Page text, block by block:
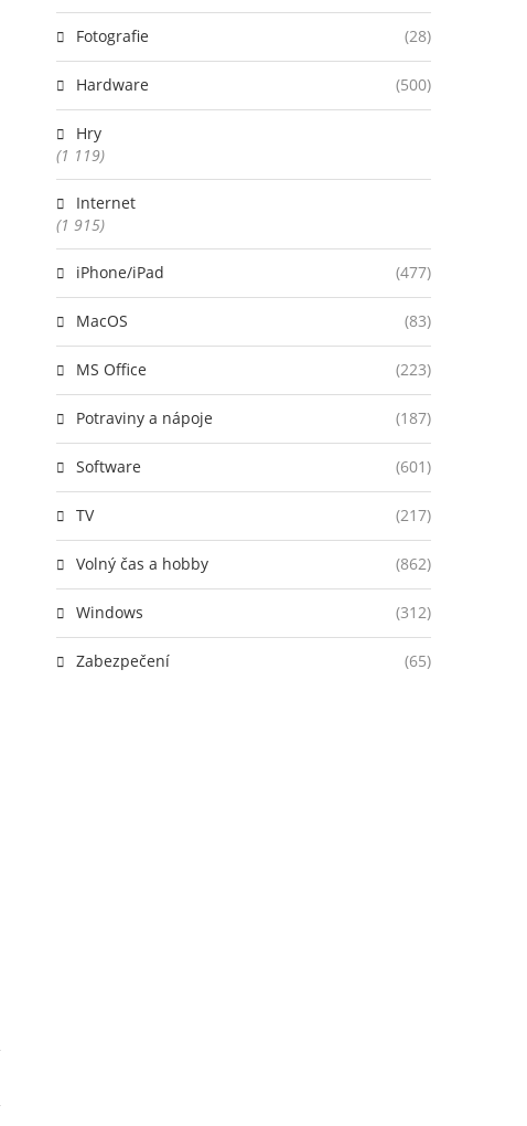
Fotografie (28)
Hardware (500)
Hry
(1 119)
Internet
(1 915)
iPhone/iPad (477)
MacOS (83)
MS Office (223)
Potraviny a nápoje (187)
Software (601)
TV (217)
Volný čas a hobby (862)
Windows (312)
Zabezpečení (65)